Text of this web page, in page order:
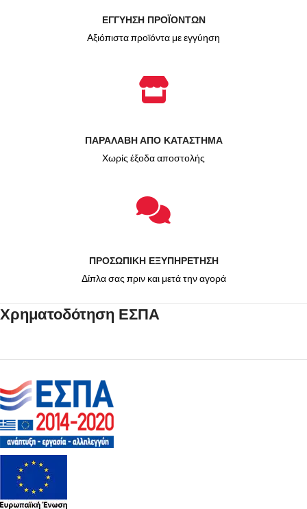
ΕΓΓΥΗΣΗ ΠΡΟΪΟΝΤΩΝ
Αξιόπιστα προϊόντα με εγγύηση
ΠΑΡΑΛΑΒΗ ΑΠΟ ΚΑΤΑΣΤΗΜΑ
Χωρίς έξοδα αποστολής
ΠΡΟΣΩΠΙΚΗ ΕΞΥΠΗΡΕΤΗΣΗ
Δίπλα σας πριν και μετά την αγορά
Χρηματοδότηση ΕΣΠΑ